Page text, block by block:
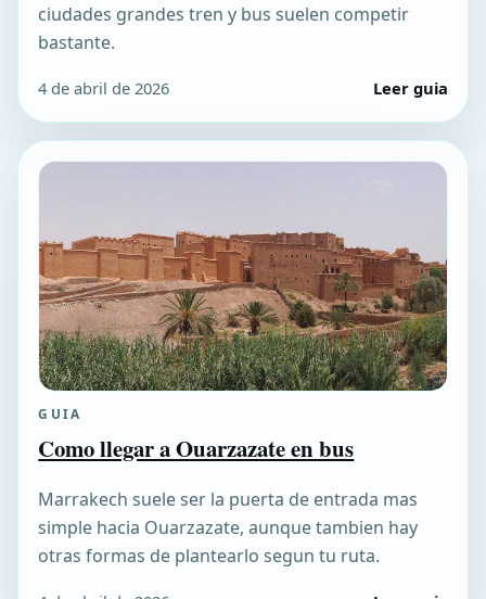
ciudades grandes tren y bus suelen competir
bastante.
4 de abril de 2026 Leer guia
GUIA
Como llegar a Ouarzazate en bus
Marrakech suele ser la puerta de entrada mas
simple hacia Ouarzazate, aunque tambien hay
otras formas de plantearlo segun tu ruta.